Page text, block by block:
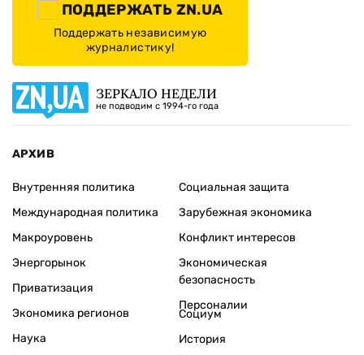
ПОДДЕРЖАТЬ ZN.UA
Поддержать независимую
журналистику!
ЗЕРКАЛО НЕДЕЛИ
не подводим с 1994-го года
АРХИВ
Внутренняя политика
Международная политика
Макроуровень
Энергорынок
Приватизация
Экономика регионов
Социальная защита
Зарубежная экономика
Конфликт интересов
Экономическая
безопасность
Персоналии
Наука
Социум
История